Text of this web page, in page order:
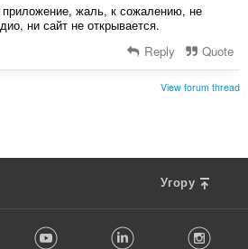
жаль, к сожалению, не
ни сайт не открывается.
Reply Quote
View forum thread
Угору
Youtube LinkedIn